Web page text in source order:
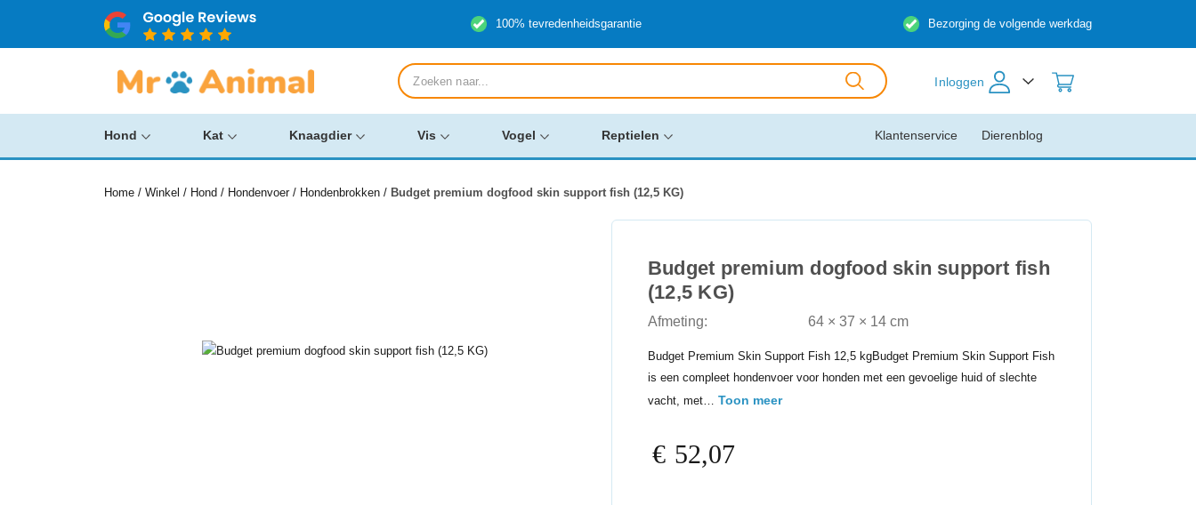
100% tevredenheidsgarantie Bezorging de volgende werkdag
Producten
zoeken
Inloggen
Hond Kat Knaagdier Vis Vogel Reptielen Dierenblog
Klantenservice
Home / Winkel / Hond / Hondenvoer/ Hondenbrokken / Budget premium dogfood skin support fish (12,5 KG)
Budget premium dogfood skin support fish
(12,5 KG)
Afmeting: 64 × 37 × 14 cm
Budget Premium Skin Support Fish 12,5 kgBudget Premium Skin Support Fish
is een compleet hondenvoer voor honden met een gevoelige huid of slechte
vacht, met… Toon meer
€ 52,07